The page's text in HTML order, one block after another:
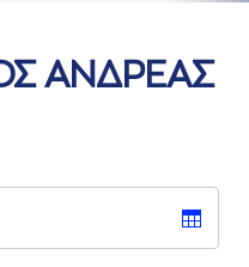
AΝΔΡΕAΣ